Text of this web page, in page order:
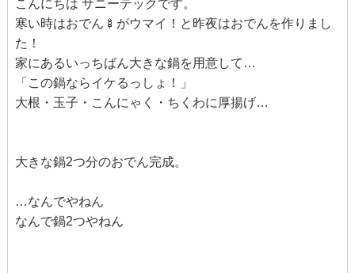
こんにちは サニーテックです。
寒い時はおでん🍢がウマイ！と昨夜はおでんを作りまし
た！
家にあるいっちばん大きな鍋を用意して…
「この鍋ならイケるっしょ！」
大根・玉子・こんにゃく・ちくわに厚揚げ…
大きな鍋2つ分のおでん完成。
…なんでやねん
なんで鍋2つやねん